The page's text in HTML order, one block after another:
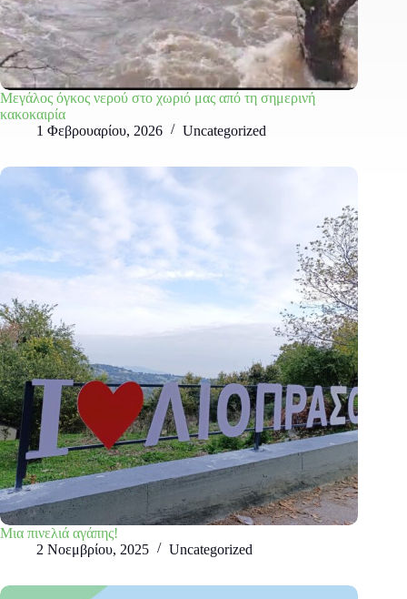
Μεγάλος όγκος νερού στο χωριό μας από τη σημερινή
κακοκαιρία
1 Φεβρουαρίου, 2026
Uncategorized
Μια πινελιά αγάπης!
2 Νοεμβρίου, 2025
Uncategorized